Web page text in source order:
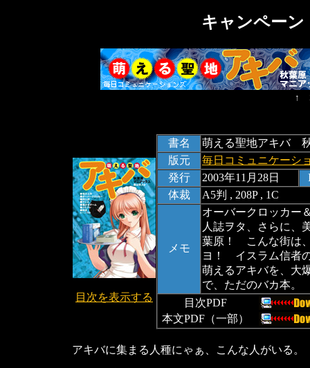
キャンペーン
↑
目次を表示する
書名
萌える聖地アキバ
版元
毎日コミュニケーシ
発行
2003年11月28日
体裁
A5判 , 208P , 1C
メモ
オーバークロッカー
人誌ヲタ、さらに、
葉原！ こんな街は
ヨ！ イスラム信者
萌えるアキバを、大
で、ただのバカ本。
目次PDF
本文PDF（一部）
アキバに集まる人種にゃぁ、こんな人がいる。